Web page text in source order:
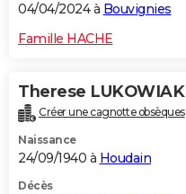
04/04/2024 à Bouvignies
Famille HACHE
Therese LUKOWIAK
Créer une cagnotte obsèques
Naissance
24/09/1940 à Houdain
Décès